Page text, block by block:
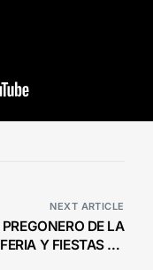
NEXT ARTICLE
PREGONERO DE LA
FERIA Y FIESTAS DE